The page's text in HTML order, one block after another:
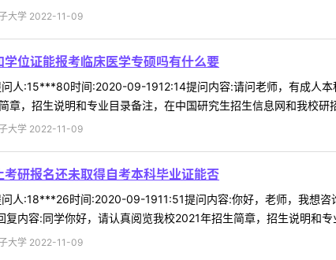
大学 2022-11-09
位证能报考临床医学专硕吗有什么要
人:15***80时间:2020-09-1912:14提问内容:请问老师，有成人
章，招生说明和专业目录备注，在中国研究生招生信息网和我校
大学 2022-11-09
研报名还未取得自考本科毕业证能否
人:18***26时间:2020-09-1911:51提问内容:你好，老师，我想
复内容:同学你好，请认真阅览我校2021年招生简章，招生说明和
大学 2022-11-09